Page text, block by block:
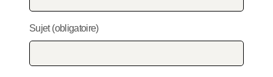
Sujet (obligatoire)